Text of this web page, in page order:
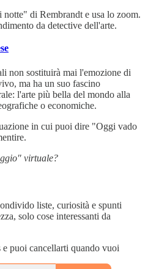
di Rembrandt e usa lo zoom.
da detective dell'arte.
non sostituirà mai l'emozione di
ma ha un suo fascino
l'arte più bella del mondo alla
o economiche.
in cui puoi dire "Oggi vado
virtuale?
liste, curiosità e spunti
solo cose interessanti da
puoi cancellarti quando vuoi